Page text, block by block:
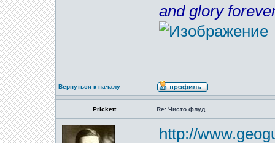
and glory
Вернуться к началу
Prickett Re: Чисто флуд
http://